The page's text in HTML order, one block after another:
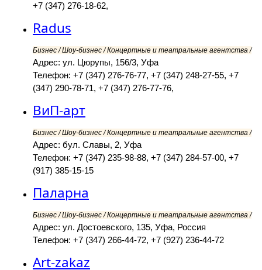
+7 (347) 276-18-62,
Radus
Бизнес / Шоу-бизнес / Концертные и театральные агентства /
Адрес: ул. Цюрупы, 156/3, Уфа
Телефон: +7 (347) 276-76-77, +7 (347) 248-27-55, +7
(347) 290-78-71, +7 (347) 276-77-76,
ВиП-арт
Бизнес / Шоу-бизнес / Концертные и театральные агентства /
Адрес: бул. Славы, 2, Уфа
Телефон: +7 (347) 235-98-88, +7 (347) 284-57-00, +7
(917) 385-15-15
Паларна
Бизнес / Шоу-бизнес / Концертные и театральные агентства /
Адрес: ул. Достоевского, 135, Уфа, Россия
Телефон: +7 (347) 266-44-72, +7 (927) 236-44-72
Art-zakaz